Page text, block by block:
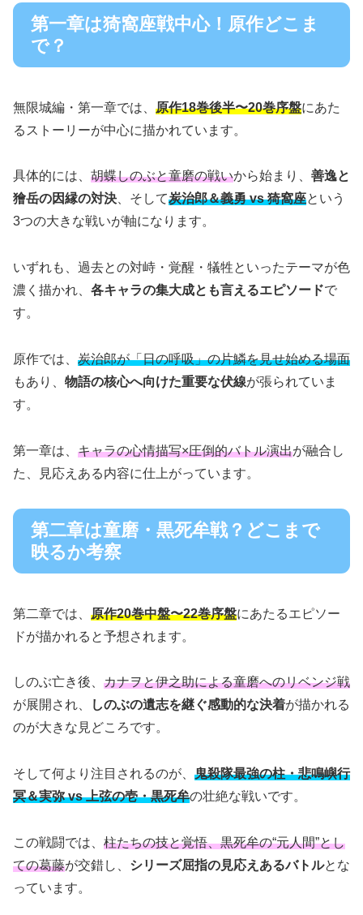
第一章は猗窩座戦中心！原作どこま
で？
無限城編・第一章では、 原作18巻後半〜20巻序盤にあた
るストーリーが中心に描かれています。
具体的には、 胡蝶しのぶと童磨の戦いから始まり、 善逸と
獪岳の因縁の対決、そして炭治郎＆義勇 vs 猗窩座という
3つの大きな戦いが軸になります。
いずれも、過去との対峙・覚醒・犠牲といったテーマが色
濃く描かれ、 各キャラの集大成とも言えるエピソードで
す。
原作では、 炭治郎が「日の呼吸」の片鱗を見せ始める場面
もあり、 物語の核心へ向けた重要な伏線が張られていま
す。
第一章は、 キャラの心情描写×圧倒的バトル演出が融合し
た、見応えある内容に仕上がっています。
第二章は童磨・黒死牟戦？どこまで
映るか考察
第二章では、 原作20巻中盤〜22巻序盤にあたるエピソー
ドが描かれると予想されます。
しのぶ亡き後、 カナヲと伊之助による童磨へのリベンジ戦
が展開され、
しのぶの遺志を継ぐ感動的な決着が描かれる
のが大きな見どころです。
そして何より注目されるのが、 鬼殺隊最強の柱・悲鳴嶼行
冥＆実弥 vs 上弦の壱・黒死牟の壮絶な戦いです。
この戦闘では、 柱たちの技と覚悟、黒死牟の“元人間”とし
ての葛藤が交錯し、 シリーズ屈指の見応えあるバトルとな
っています。